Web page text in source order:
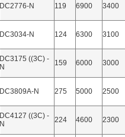
DC2776-N 119 6900 3400
DC3034-N 124 6300 3100
DC3175 ((3C) -
N
159 6000 3000
DC3809A-N 275 5000 2500
DC4127 ((3C) -
N
224 4600 2300